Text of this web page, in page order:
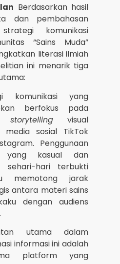
Berdasarkan hasil
dan pembahasan
komunikasi
“Sains Muda”
literasi ilmiah
ini menarik tiga
komunikasi yang
berfokus pada
storytellingvisual
media sosial TikTok
Penggunaan
yang kasual dan
sehari-hari terbukti
memotong jarak
antara materi sains
dengan audiens
utama dalam
informasi ini adalah
platform yang